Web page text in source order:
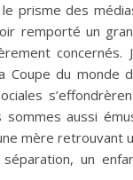
prisme des
remporté un
concernés.
Coupe du monde
aussi
mère retrouvant
un